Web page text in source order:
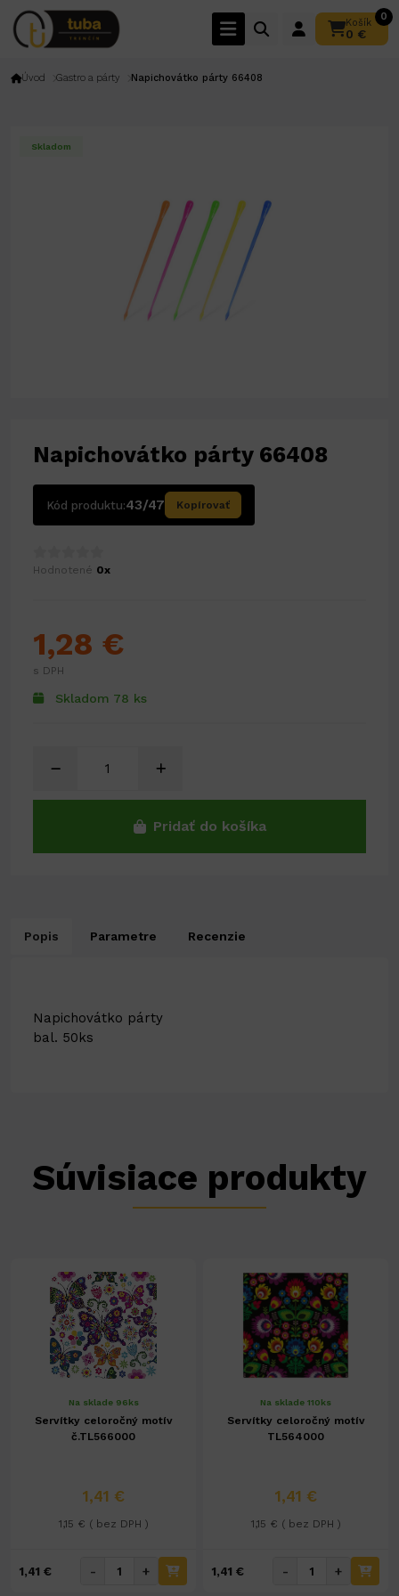
Košík
0
0 €
Úvod Gastro a párty Napichovátko párty 66408
Skladom
Napichovátko párty 66408
Kód produktu:43/47 Kopírovať
Hodnotené 0x
Skladom 78 ks
1,28 €
s DPH
Pridať do košíka
Popis Parametre Recenzie
Napichovátko párty
bal. 50ks
Súvisiace produkty
Na sklade 96ks
Servítky celoročný motív
č.TL566000
1,41 €
1,15 € ( bez DPH )
1,41 € - +
Na sklade 110ks
Servítky celoročný motív
TL564000
1,41 €
1,15 € ( bez DPH )
1,41 € - +